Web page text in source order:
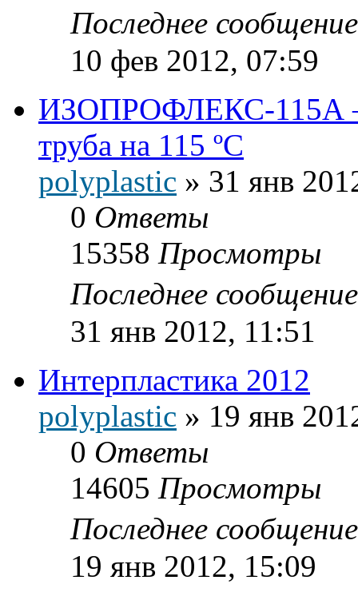
Последнее
10 фев 2012, 07:59
ИЗОПРОФЛЕКС-115А —
труба на 115 ºС
polyplastic » 31 янв
0 Ответы
15358 Просмотры
Последнее
31 янв 2012, 11:51
Интерпластика 2012
polyplastic » 19 янв
0 Ответы
14605 Просмотры
Последнее
19 янв 2012, 15:09